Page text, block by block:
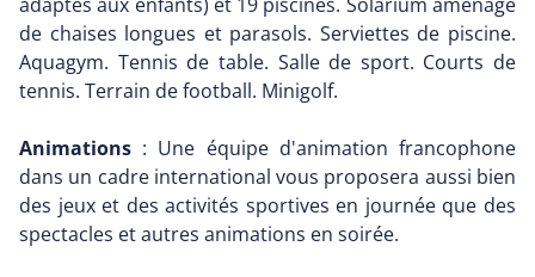
de chaises longues et parasols. Serviettes de piscine.
Aquagym. Tennis de table. Salle de sport. Courts de
tennis. Terrain de football. Minigolf.
Animations : Une équipe d'animation francophone
dans un cadre international vous proposera aussi bien
des jeux et des activités sportives en journée que des
spectacles et autres animations en soirée.